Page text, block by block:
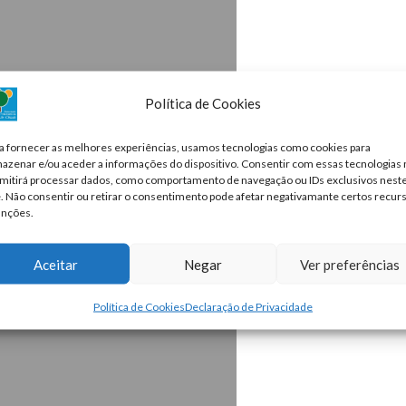
Política de Cookies
fornecer as melhores experiências, usamos tecnologias como cookies para
e/ou aceder a informações do dispositivo. Consentir com essas tecnologias
processar dados, como comportamento de navegação ou IDs exclusivos
Não consentir ou retirar o consentimento pode afetar negativamante certos
Aceitar Negar Ver preferências
Política de CookiesDeclaração de Privacidade